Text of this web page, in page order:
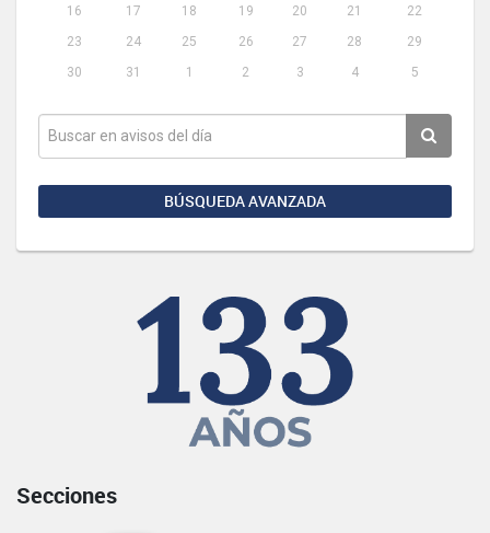
16
17 18 19 20 21
22
23
24 25 26 27 28
29
30
31 1 2 3 4 5
BÚSQUEDA AVANZADA
Secciones